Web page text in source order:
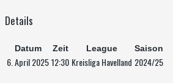
Details
Datum Zeit League Saison
6. April 202512:30 Kreisliga Havelland 2024/25